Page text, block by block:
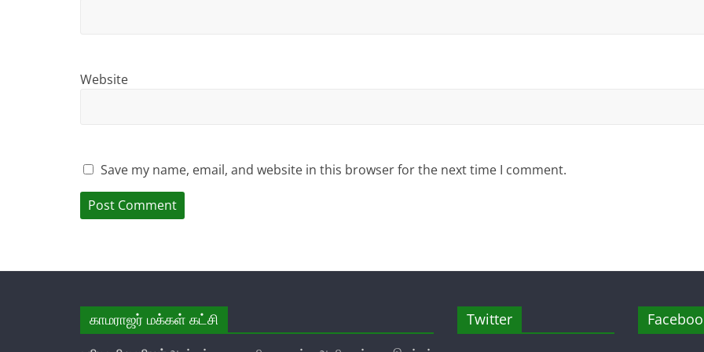
Website
Save my name, email, and website in this browser for the next time I comment.
காமராஜர் மக்கள் கட்சி Twitter